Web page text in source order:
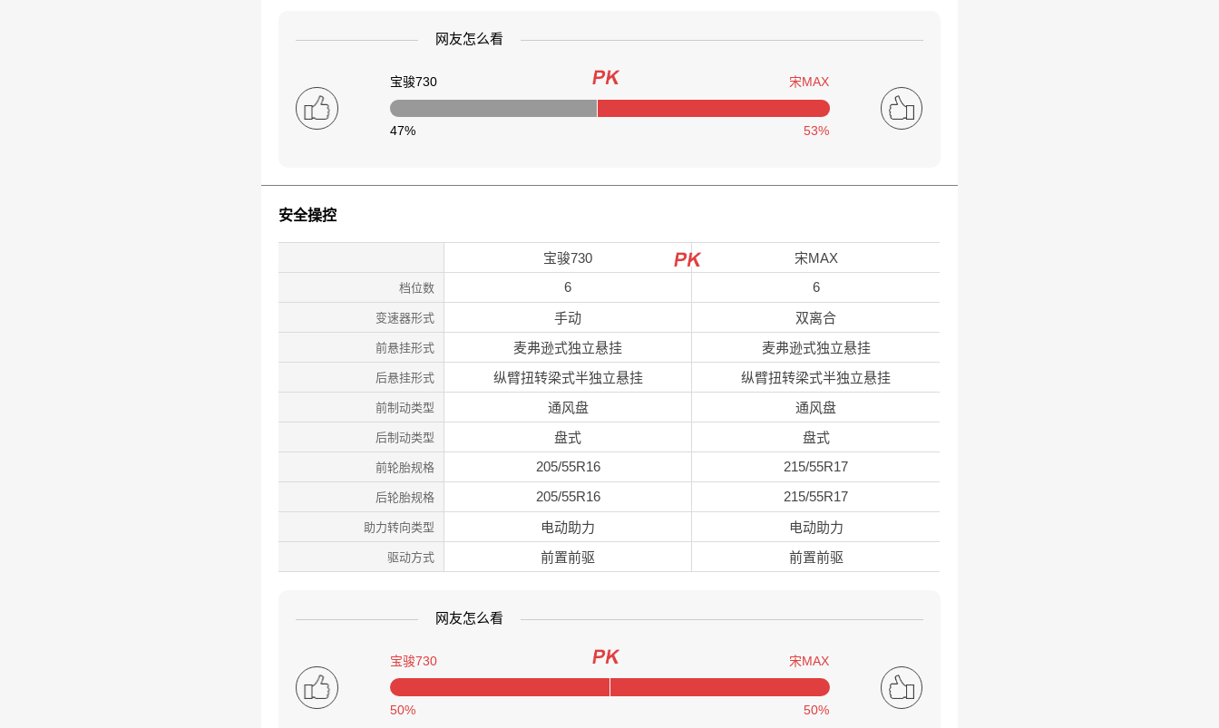
网友怎么看
宝骏730 宋MAX
47% 53%
安全操控
宝骏730 宋MAX
档位数 6 6
变速器形式 手动 双离合
前悬挂形式 麦弗逊式独立悬挂 麦弗逊式独立悬挂
后悬挂形式 纵臂扭转梁式半独立悬挂 纵臂扭转梁式半独立悬挂
前制动类型 通风盘 通风盘
后制动类型 盘式 盘式
前轮胎规格 205/55R16 215/55R17
后轮胎规格 205/55R16 215/55R17
助力转向类型 电动助力 电动助力
驱动方式 前置前驱 前置前驱
网友怎么看
宝骏730 宋MAX
50% 50%